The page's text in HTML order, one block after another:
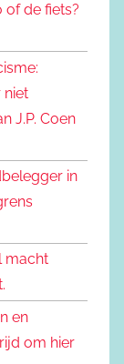
of de fiets?
niet
J.P. Coen
in
macht
en
om hier